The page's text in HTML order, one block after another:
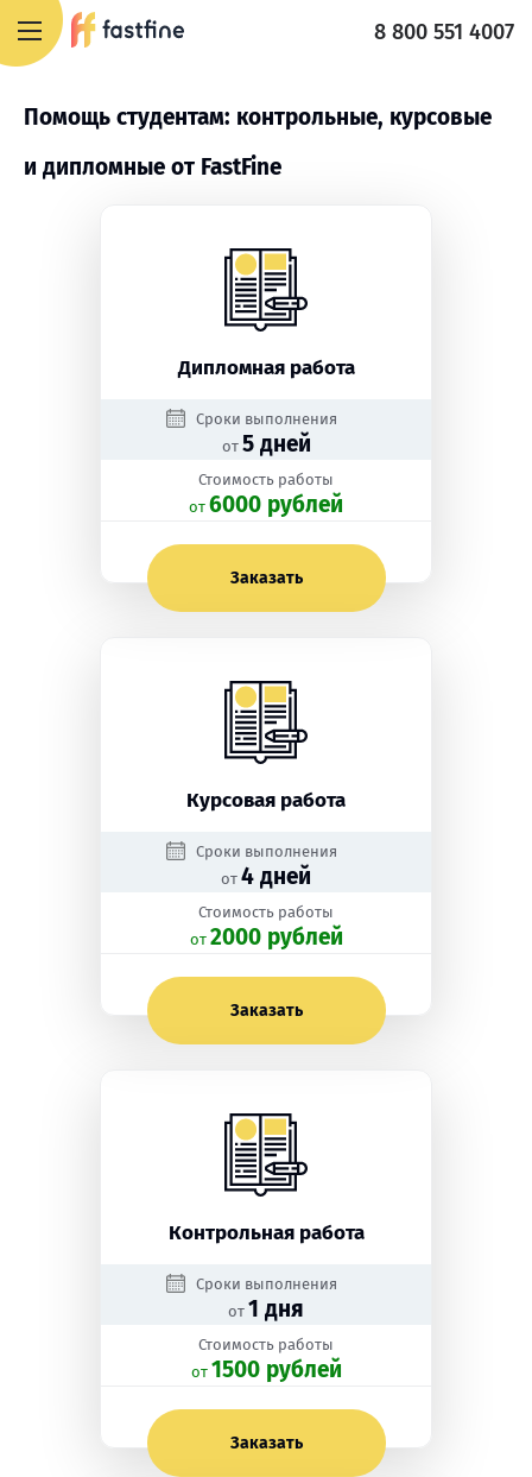
8 800 551 4007
Помощь студентам: контрольные, курсовые
и дипломные от FastFine
Дипломная работа
Сроки выполнения
от 5 дней
Стоимость работы
oт 6000 рублей
Заказать
Курсовая работа
Сроки выполнения
от 4 дней
Стоимость работы
oт 2000 рублей
Заказать
Контрольная работа
Сроки выполнения
от 1 дня
Стоимость работы
oт 1500 рублей
Заказать